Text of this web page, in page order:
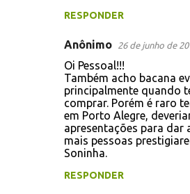
RESPONDER
Anônimo 26 de junho de
Oi Pessoal!!!
Também acho bacana
principalmente quando
comprar. Porém é raro
em Porto Alegre,
apresentações para dar
mais pessoas
Soninha.
RESPONDER